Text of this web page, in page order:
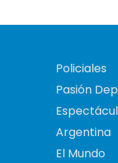
Policiales
Pasión
Argentina
El Mundo